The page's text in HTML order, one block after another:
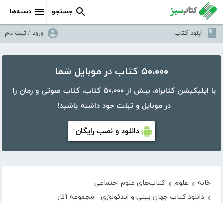
دسته‌ها جستجو
آپلود کتاب ورود / ثبت نام
۵۰،۰۰۰ کتاب در موبایل شما
با اپلیکیشن کتابراه، بیش از ۵۰،۰۰۰ کتاب، کتاب صوتی و رمان را
در موبایل و تبلت خود داشته باشید!
دانلود و نصب رایگان
خانه › علوم › کتاب‌های علوم اجتماعی
› دانلود کتاب جهان بینی و ایدئولوژی - مجموعه آثار